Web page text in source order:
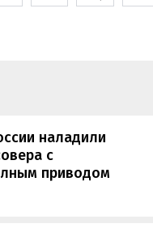
наладили
с
приводом